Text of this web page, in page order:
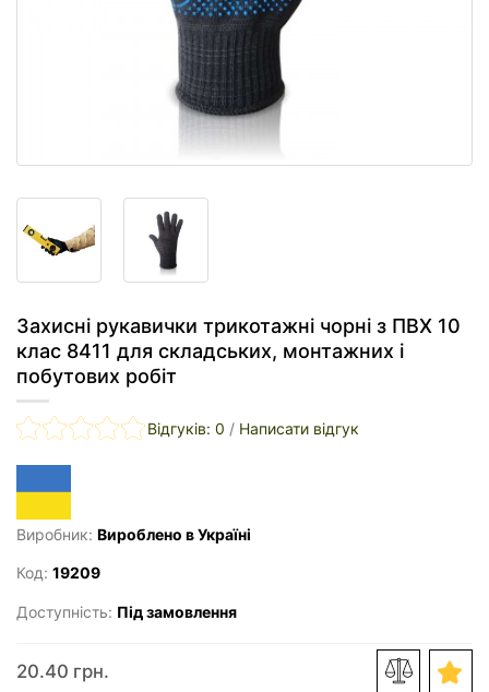
Захисні рукавички трикотажні чорні з ПВХ 10
клас 8411 для складських, монтажних і
побутових робіт
Відгуків: 0 / Написати відгук
Виробник: Вироблено в Україні
Код: 19209
Доступність: Під замовлення
20.40 грн.